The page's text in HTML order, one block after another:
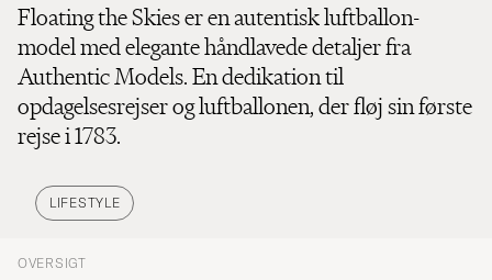
Floating the Skies er en autentisk luftballon-
model med elegante håndlavede detaljer fra
Authentic Models. En dedikation til
opdagelsesrejser og luftballonen, der fløj sin første
rejse i 1783.
LIFESTYLE
OVERSIGT